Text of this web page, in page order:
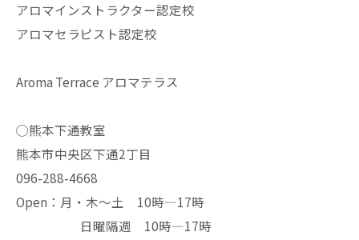
アロマインストラクター認定校
アロマセラピスト認定校
Aroma Terrace アロマテラス
◯熊本下通教室
熊本市中央区下通2丁目
096-288-4668
Open：月・木〜土 10時—17時
日曜隔週 10時—17時